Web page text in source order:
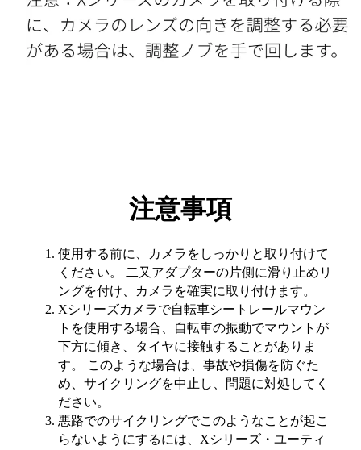
注意事項
使用する前に、カメラをしっかりと取り付けて
ください。 二又アダプターの片側に滑り止めリ
ングを付け、カメラを確実に取り付けます。
Xシリーズカメラで自転車シートレールマウン
トを使用する場合、自転車の振動でマウントが
下方に傾き、タイヤに接触することがありま
す。 このような場合は、事故や損傷を防ぐた
め、サイクリングを中止し、問題に対処してく
ださい。
悪路でのサイクリングでこのようなことが起こ
らないようにするには、Xシリーズ・ユーティ